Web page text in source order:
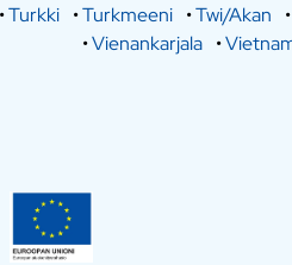
•Turkki •Turkmeeni •Twi/Akan •
•Vienankarjala •